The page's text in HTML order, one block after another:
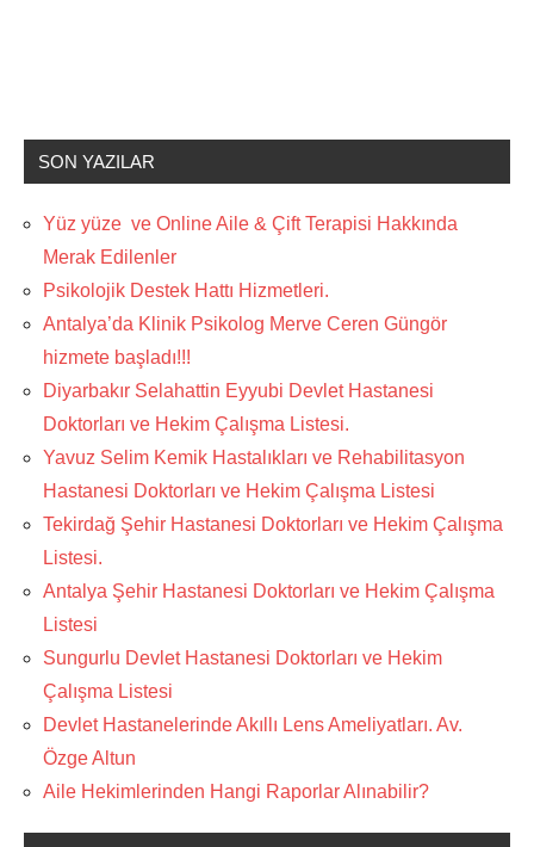
SON YAZILAR
Yüz yüze ve Online Aile & Çift Terapisi Hakkında
Merak Edilenler
Psikolojik Destek Hattı Hizmetleri.
Antalya’da Klinik Psikolog Merve Ceren Güngör
hizmete başladı!!!
Diyarbakır Selahattin Eyyubi Devlet Hastanesi
Doktorları ve Hekim Çalışma Listesi.
Yavuz Selim Kemik Hastalıkları ve Rehabilitasyon
Hastanesi Doktorları ve Hekim Çalışma Listesi
Tekirdağ Şehir Hastanesi Doktorları ve Hekim Çalışma
Listesi.
Antalya Şehir Hastanesi Doktorları ve Hekim Çalışma
Listesi
Sungurlu Devlet Hastanesi Doktorları ve Hekim
Çalışma Listesi
Devlet Hastanelerinde Akıllı Lens Ameliyatları. Av.
Özge Altun
Aile Hekimlerinden Hangi Raporlar Alınabilir?